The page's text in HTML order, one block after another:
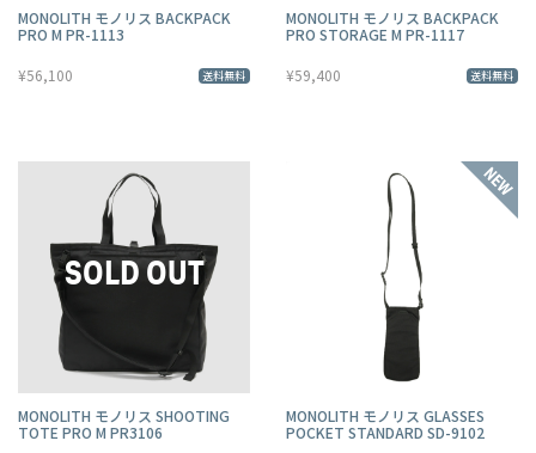
MONOLITH モノリス BACKPACK
PRO M PR-1113
¥56,100 送料無料
MONOLITH モノリス BACKPACK
PRO STORAGE M PR-1117
¥59,400 送料無料
MONOLITH モノリス SHOOTING
TOTE PRO M PR3106
MONOLITH モノリス GLASSES
POCKET STANDARD SD-9102